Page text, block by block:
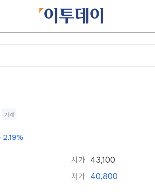
기계
2.19%
시가 43,100
저가 40,800